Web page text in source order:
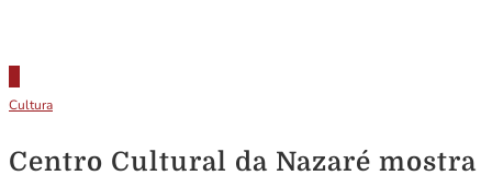
Cultura
Centro Cultural da Nazaré mostra